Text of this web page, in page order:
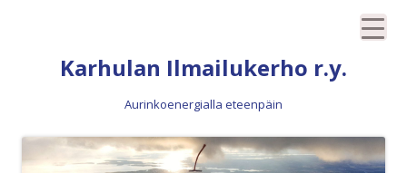
Karhulan Ilmailukerho r.y.
Aurinkoenergialla eteenpäin